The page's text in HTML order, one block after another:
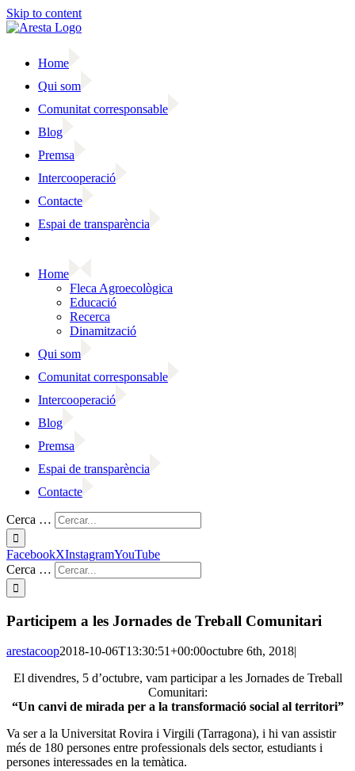
Skip to content
Home
Qui som
Comunitat corresponsable
Blog
Premsa
Intercooperació
Contacte
Espai de transparència
Home
Fleca Agroecològica
Educació
Recerca
Dinamització
Qui som
Comunitat corresponsable
Intercooperació
Blog
Premsa
Espai de transparència
Contacte
Cerca …
FacebookXInstagramYouTube
Cerca …
Participem a les Jornades de Treball Comunitari
arestacoop2018-10-06T13:30:51+00:00octubre 6th, 2018|
El divendres, 5 d’octubre, vam participar a les Jornades de Treball
Comunitari:
“Un canvi de mirada per a la transformació social al territori”
Va ser a la Universitat Rovira i Virgili (Tarragona), i hi van assistir
més de 180 persones entre professionals dels sector, estudiants i
persones interessades en la temàtica.